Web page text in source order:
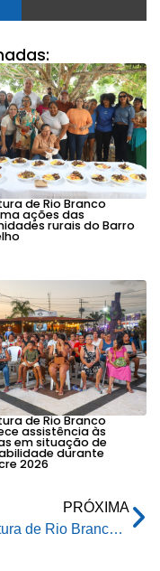
de Rio Branco
ações das
rurais do Barro
de Rio Branco
assistência às
em situação de
durante
2026
PRÓXIMA
Prefeitura de Rio Branco realiza ação humanitária com entrega de cestas básicas a famílias rurais afetadas por desastres naturais